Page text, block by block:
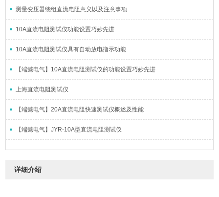
测量变压器绕组直流电阻意义以及注意事项
10A直流电阻测试仪功能设置巧妙先进
10A直流电阻测试仪具有自动放电指示功能
【端懿电气】10A直流电阻测试仪的功能设置巧妙先进
上海直流电阻测试仪
【端懿电气】20A直流电阻快速测试仪概述及性能
【端懿电气】JYR-10A型直流电阻测试仪
详细介绍